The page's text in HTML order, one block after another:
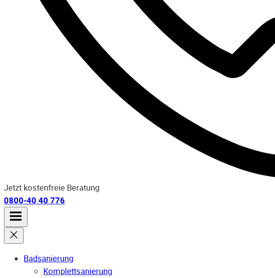
Jetzt kostenfreie Beratung
0800-40 40 776
Badsanierung
Komplettsanierung